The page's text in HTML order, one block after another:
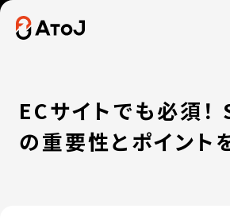
ナレッジブログ ニュース
WHITEPAPER
お役立ち資料
CONTACT
お問い合わせ
ECサイトでも必須！
の重要性とポイント